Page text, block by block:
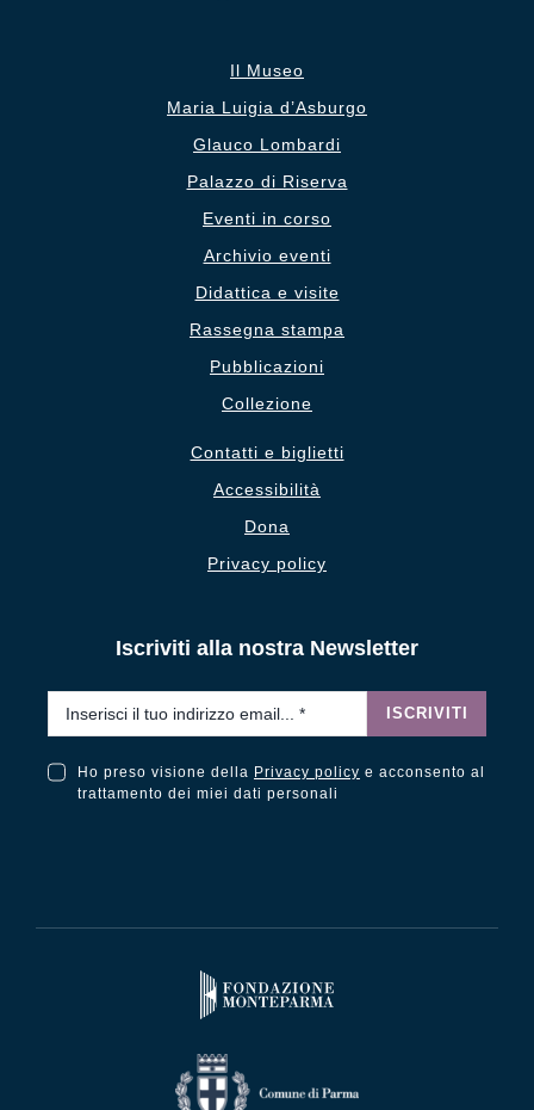
Il Museo
Maria Luigia d’Asburgo
Glauco Lombardi
Palazzo di Riserva
Eventi in corso
Archivio eventi
Didattica e visite
Rassegna stampa
Pubblicazioni
Collezione
Contatti e biglietti
Accessibilità
Dona
Privacy policy
Iscriviti alla nostra Newsletter
ISCRIVITI
Ho preso visione della Privacy policy e acconsento al
trattamento dei miei dati personali